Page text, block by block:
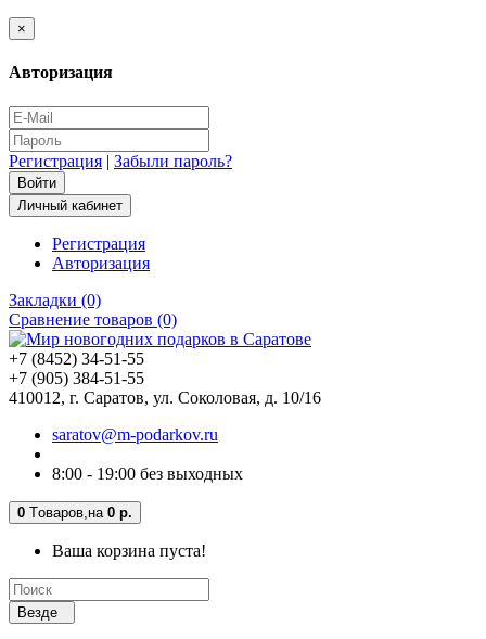
×
Авторизация
Регистрация | Забыли пароль?
Личный кабинет
Регистрация
Авторизация
Закладки (0)
Сравнение товаров (0)
+7 (8452) 34-51-55
+7 (905) 384-51-55
410012, г. Саратов, ул. Соколовая, д. 10/16
saratov@m-podarkov.ru
8:00 - 19:00 без выходных
0 Tоваров, на 0 р.
Ваша корзина пуста!
Везде